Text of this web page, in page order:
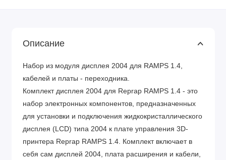
Описание
Набор из модуля дисплея 2004 для RAMPS 1.4,
кабелей и платы - переходника.
Комплект дисплея 2004 для Reprap RAMPS 1.4 - это
набор электронных компонентов, предназначенных
для установки и подключения жидкокристаллического
дисплея (LCD) типа 2004 к плате управления 3D-
принтера Reprap RAMPS 1.4. Комплект включает в
себя сам дисплей 2004, плата расширения и кабели,